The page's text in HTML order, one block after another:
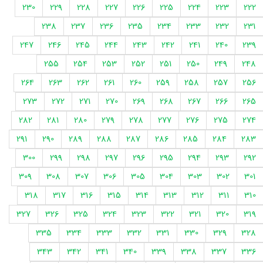
222
223
224
225
226
227
228
229
230
231
232
233
234
235
236
237
238
239
240
241
242
243
244
245
246
247
248
249
250
251
252
253
254
255
256
257
258
259
260
261
262
263
264
265
266
267
268
269
270
271
272
273
274
275
276
277
278
279
280
281
282
283
284
285
286
287
288
289
290
291
292
293
294
295
296
297
298
299
300
301
302
303
304
305
306
307
308
309
310
311
312
313
314
315
316
317
318
319
320
321
322
323
324
325
326
327
328
329
330
331
332
333
334
335
336
337
338
339
340
341
342
343